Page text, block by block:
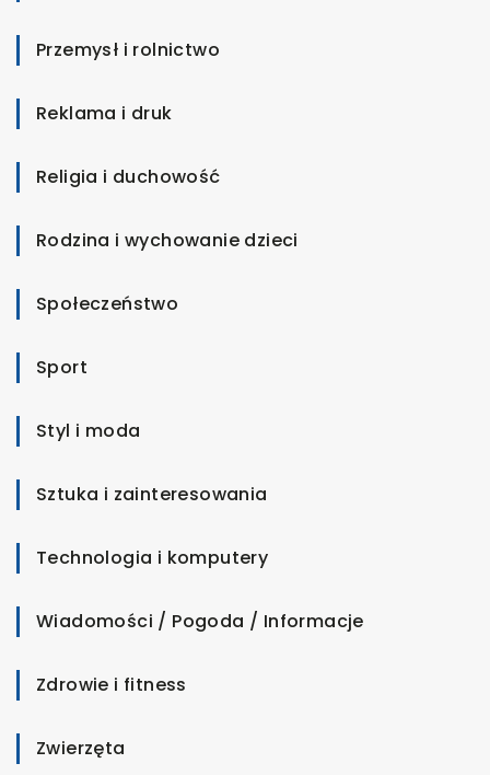
Przemysł i rolnictwo
Reklama i druk
Religia i duchowość
Rodzina i wychowanie dzieci
Społeczeństwo
Sport
Styl i moda
Sztuka i zainteresowania
Technologia i komputery
Wiadomości / Pogoda / Informacje
Zdrowie i fitness
Zwierzęta